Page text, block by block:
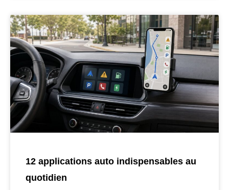
12 applications auto indispensables au
quotidien